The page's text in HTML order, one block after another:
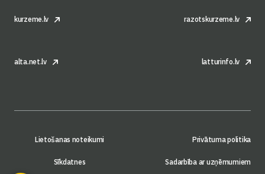
kurzeme.lv razotskurzeme.lv
alta.net.lv latturinfo.lv
Lietošanas noteikumi Privātuma politika
Sīkdatnes Sadarbība ar uzņēmumiem